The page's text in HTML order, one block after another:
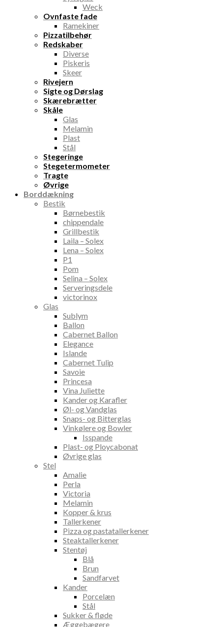
Weck
Ovnfaste fade
Ramekiner
Pizzatilbehør
Redskaber
Diverse
Piskeris
Skeer
Rivejern
Sigte og Dørslag
Skærebrætter
Skåle
Glas
Melamin
Plast
Stål
Stegeringe
Stegetermometer
Tragte
Øvrige
Borddækning
Bestik
Børnebestik
chippendale
Grillbestik
Laila – Solex
Lena – Solex
P1
Pom
Selina – Solex
Serveringsdele
victorinox
Glas
Sublym
Ballon
Cabernet Ballon
Elegance
Islande
Cabernet Tulip
Savoie
Princesa
Vina Juliette
Kander og Karafler
Øl- og Vandglas
Snaps- og Bitterglas
Vinkølere og Bowler
Isspande
Plast- og Ploycabonat
Øvrige glas
Stel
Amalie
Perla
Victoria
Melamin
Kopper & krus
Tallerkener
Pizza og pastatallerkener
Steaktallerkener
Stentøj
Blå
Brun
Sandfarvet
Kander
Porcelæn
Stål
Sukker & fløde
Æggebægere